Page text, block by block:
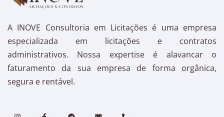
A INOVE Consultoria em Licitações é uma empresa
especializada em licitações e contratos
administrativos. Nossa expertise é alavancar o
faturamento da sua empresa de forma orgânica,
segura e rentável.